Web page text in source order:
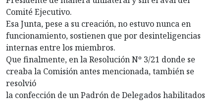
Comité Ejecutivo.
Esa Junta, pese a su creación, no estuvo nunca en
funcionamiento, sostienen que por desinteligencias
internas entre los miembros.
Que finalmente, en la Resolución Nº 3/21 donde se
creaba la Comisión antes mencionada, también se
resolvió
la confección de un Padrón de Delegados habilitados